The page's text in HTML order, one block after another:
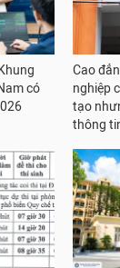
có
Cao
nghiệp
tạo
thông